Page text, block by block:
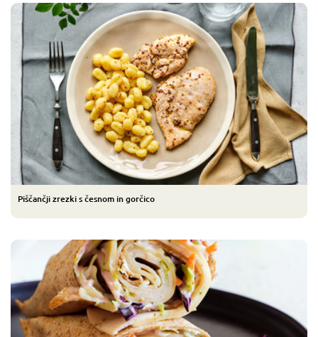
Piščančji zrezki s česnom in gorčico